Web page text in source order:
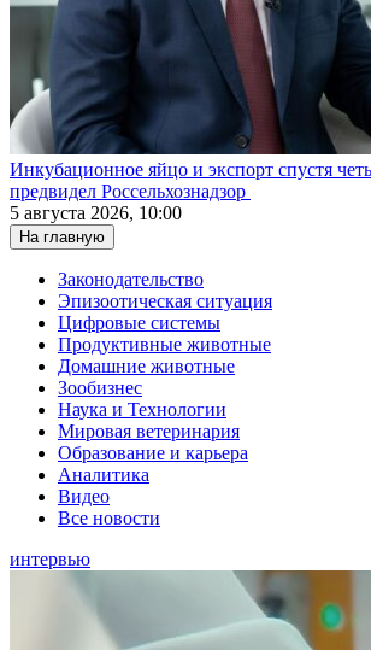
Инкубационное яйцо и экспорт спустя
предвидел Россельхознадзор
5 августа 2026, 10:00
На главную
Законодательство
Эпизоотическая ситуация
Цифровые системы
Продуктивные животные
Домашние животные
Зообизнес
Наука и Технологии
Мировая ветеринария
Образование и карьера
Аналитика
Видео
Все новости
интервью